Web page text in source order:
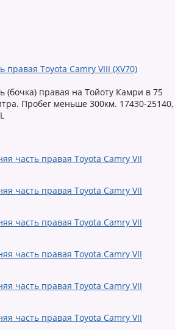
правая Toyota Camry VIII (XV70)
(бочка) правая на Тойоту Камри в 75
Пробег меньше 300км. 17430-25140,